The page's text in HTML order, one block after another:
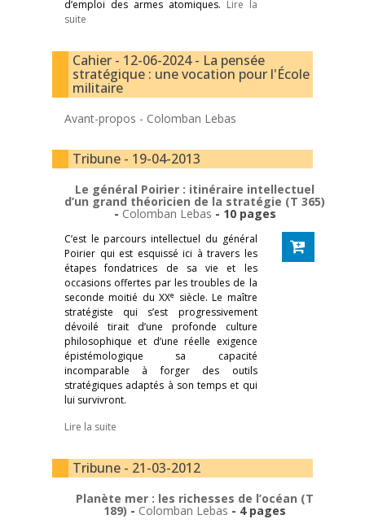
d’emploi des armes atomiques. Lire la
suite
Cahier - 12-06-2024 - La pensée
stratégique : une vocation pour l'École
militaire
Avant-propos - Colomban Lebas
Tribune - 19-04-2013
Le général Poirier : itinéraire intellectuel
d’un grand théoricien de la stratégie (T 365)
- Colomban Lebas - 10 pages
C’est le parcours intellectuel du général
Poirier qui est esquissé ici à travers les
étapes fondatrices de sa vie et les
occasions offertes par les troubles de la
seconde moitié du XXe siècle. Le maître
stratégiste qui s’est progressivement
dévoilé tirait d’une profonde culture
philosophique et d’une réelle exigence
épistémologique sa capacité
incomparable à forger des outils
stratégiques adaptés à son temps et qui
lui survivront.
Lire la suite
Tribune - 21-03-2012
Planète mer : les richesses de l’océan (T
189) - Colomban Lebas - 4 pages